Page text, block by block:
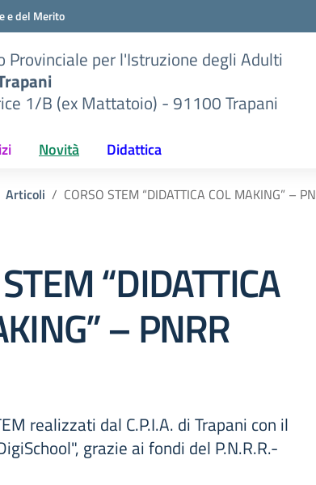
e del Merito
Provinciale per l'Istruzione degli Adulti
1/B (ex Mattatoio) - 91100 Trapani
Novità Didattica
Articoli CORSO STEM “DIDATTICA COL MAKING” –
“DIDATTICA
– PNRR
realizzati dal C.P.I.A. di Trapani con il
grazie ai fondi del P.N.R.R.-